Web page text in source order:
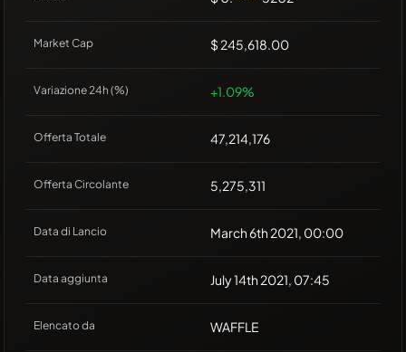
Market Cap $ 245,618.00
Variazione 24h (%) +1.09%
Offerta Totale 47,214,176
Offerta Circolante 5,275,311
Data di Lancio March 6th 2021, 00:00
Data aggiunta July 14th 2021, 07:45
Elencato da WAFFLE